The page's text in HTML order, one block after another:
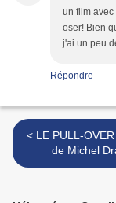
un film
oser! Bien
j'ai un peu
Répondre
< LE PULL-OVER ROUGE
de Michel